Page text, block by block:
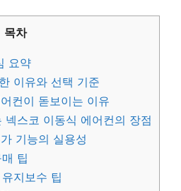
목차
요약
이유와 선택 기준
컨이 돋보이는 이유
넥스코 이동식 에어컨의 장점
기능의 실용성
팁
지보수 팁